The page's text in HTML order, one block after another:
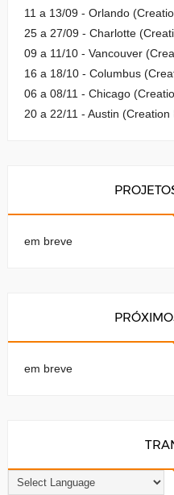
11 a 13/09 - Orlando
25 a 27/09 - Charlotte
09 a 11/10 - Vancouver
16 a 18/10 - Columbus
06 a 08/11 - Chicago
20 a 22/11 - Austin (Creation
em breve
em breve